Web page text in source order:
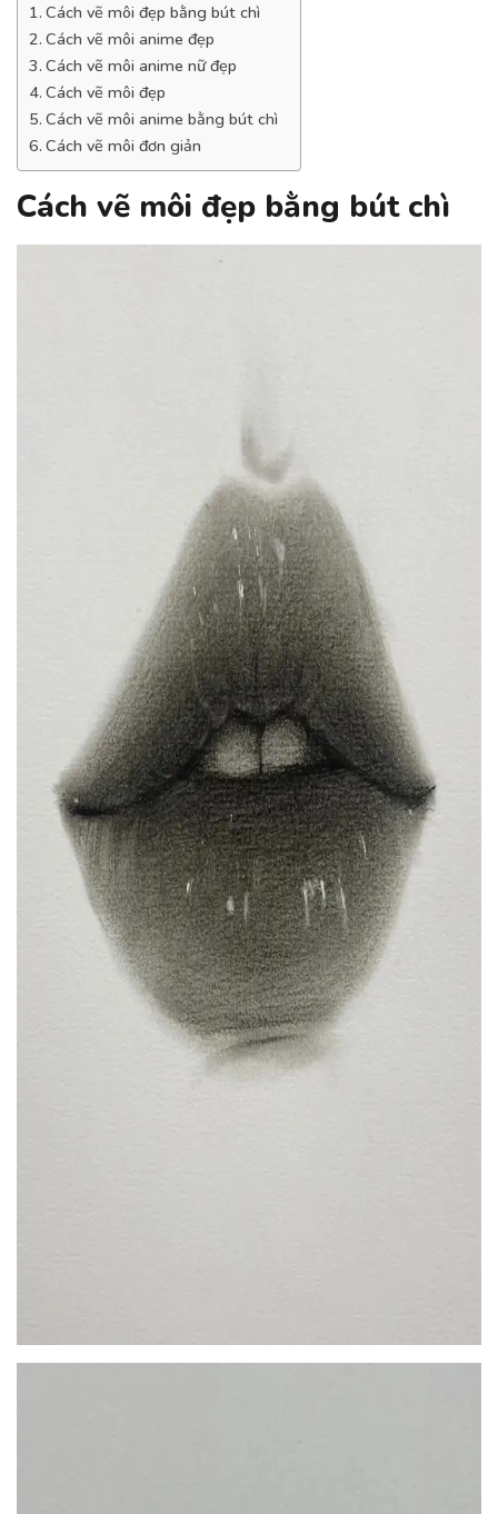
Cách vẽ môi đẹp bằng bút chì
Cách vẽ môi anime đẹp
Cách vẽ môi anime nữ đẹp
Cách vẽ môi đẹp
Cách vẽ môi anime bằng bút chì
Cách vẽ môi đơn giản
Cách vẽ môi đẹp bằng bút chì